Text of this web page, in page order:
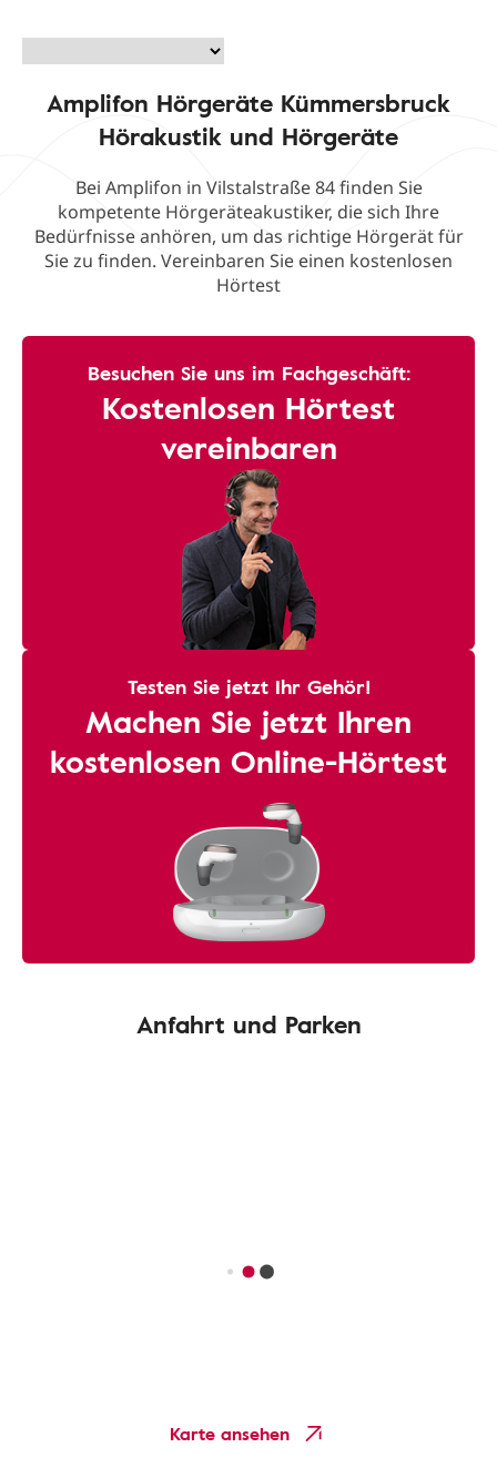
Amplifon Hörgeräte Kümmersbruck
Hörakustik und Hörgeräte
Bei Amplifon in Vilstalstraße 84 finden Sie
kompetente Hörgeräteakustiker, die sich Ihre
Bedürfnisse anhören, um das richtige Hörgerät für
Sie zu finden. Vereinbaren Sie einen kostenlosen
Hörtest
Besuchen Sie uns im Fachgeschäft:
Kostenlosen Hörtest
vereinbaren
Testen Sie jetzt Ihr Gehör!
Machen Sie jetzt Ihren
kostenlosen Online-Hörtest
Anfahrt und Parken
Karte ansehen